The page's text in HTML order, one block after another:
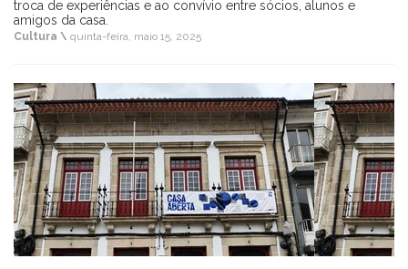
troca de experiências e ao convívio entre sócios, alunos e
amigos da casa.
Cultura \ quinta-feira, maio 15, 2025